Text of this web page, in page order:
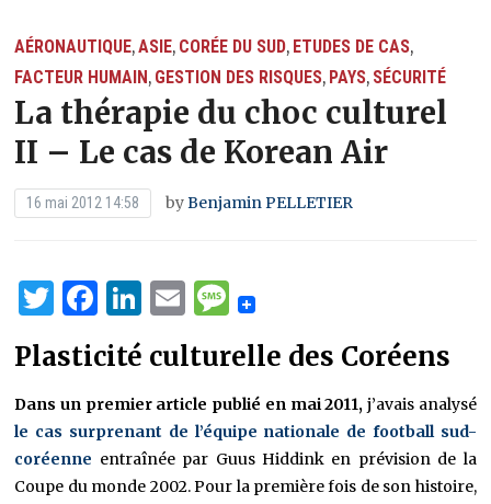
AÉRONAUTIQUE,ASIE, CORÉE DU SUD, ETUDES DE CAS,
FACTEUR HUMAIN , GESTION DES RISQUES, PAYS, SÉCURITÉ
La thérapie du choc culturel
II – Le cas de Korean Air
16 mai 2012 14:58 byBenjamin PELLETIER
Twitter
Facebook
LinkedIn
EmailMessage
Plasticité culturelle des Coréens
Dans un premier article publié en mai 2011, j’avais analysé
le cas surprenant de l’équipe nationale de football sud-
coréenne entraînée par Guus Hiddink en prévision de la
Coupe du monde 2002. Pour la première fois de son histoire,